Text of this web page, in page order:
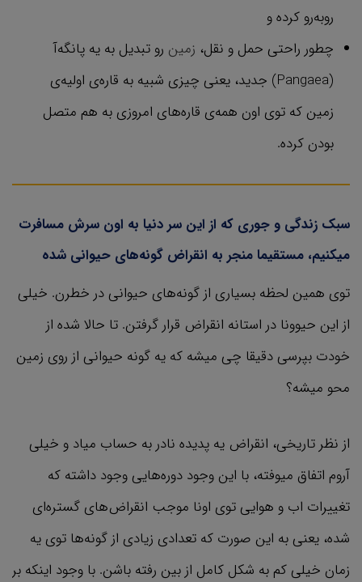
روبه‌رو کرده و
چطور راحتی حمل و نقل، زمین رو تبدیل به یه پانگه‌آ
(Pangaea) جدید، یعنی چیزی شبیه به قاره‌ی اولیه‌ی
زمین که توی اون همه‌ی قاره‌های امروزی به هم متصل
بودن کرده.
سبک زندگی و جوری که از این سر دنیا به اون سرش مسافرت
میکنیم، مستقیما منجر به انقراض گونه‌های حیوانی شده
توی همین لحظه بسیاری از گونه‌های حیوانی در خطرن. خیلی
از این حیوونا در استانه انقراض قرار گرفتن. تا حالا شده از
خودت بپرسی دقیقا چی میشه که یه گونه حیوانی از روی زمین
محو میشه؟
از نظر تاریخی، انقراض یه پدیده نادر به حساب میاد و خیلی
آروم اتفاق میوفته، با این وجود دوره‌هایی وجود داشته که
تغییرات اب و هوایی توی اونا موجب انقراض‌های گستره‌ای
شده، یعنی به این صورت که تعدادی زیادی از گونه‌ها توی یه
زمان خیلی کم به شکل کامل از بین رفته باشن. با وجود اینکه بر